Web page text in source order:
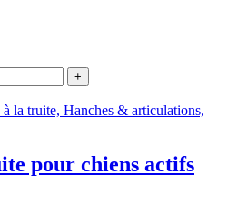
+
pour chiens actifs